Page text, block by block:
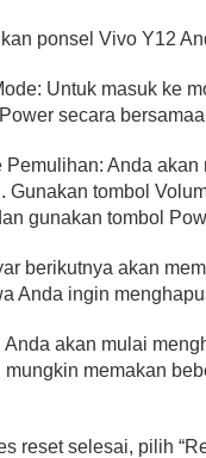
ponsel Vivo Y12
Untuk masuk ke
secara
Pemulihan: Anda
Gunakan tombol
gunakan tombol
berikutnya akan
Anda ingin
akan mulai
memakan
reset selesai, pilih